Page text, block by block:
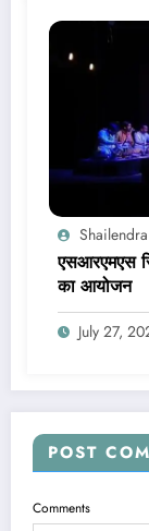
एसआरएमएस
का आयोजन
July 27,
POST
Comments